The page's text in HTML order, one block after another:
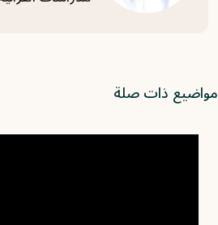
ذات صلة